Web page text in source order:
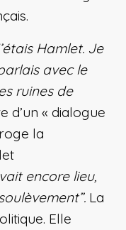
Hamlet. Je
avec le
ruines de
d’un « dialogue
la
encore lieu,
La
Elle